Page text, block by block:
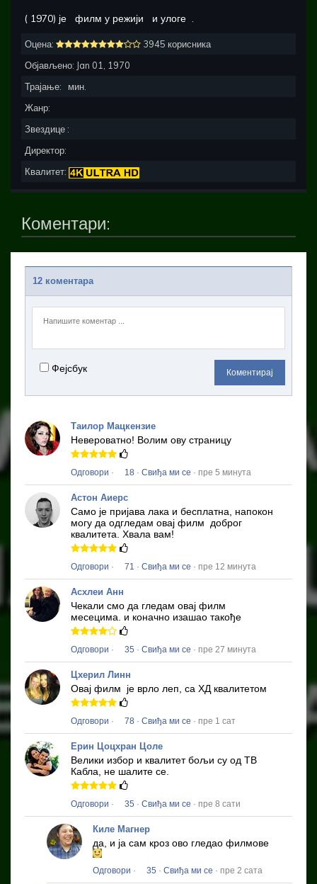
( 1970) је филм у режији и улоге .
Оцена:
3945 корисника
Објављено: Jan 01, 1970
Трајање:
мин.
Жанр:
Звездице :
Директор:
Квалитет:
Коментари:
12 коментара
Фејсбук Коментирај
Таилор Мацкензие
Невероватно! Волим ову страницу
Одговори · 18 · Свиђа ми се · пре 5 минута
Астон Аиерс
Само је пријава лака и бесплатна, напокон
могу да одгледам овај филм доброг
квалитета. Хвала вам!
Одговори · 71 · Свиђа ми се · пре 12 минута
Асхлеи Анн
Чекали смо да гледам овај филм
месецима. и коначно изашао такође
Одговори · 35 · Свиђа ми се · пре 27 минута
Цхерил Линн
Овај филм је врло леп, са ХД квалитетом
Одговори · 78 · Свиђа ми се · пре 1 сат
Ерин Цоцхран Цоле
Велики избор и квалитет бољи су од ТВ
Кабла, не шалите се.
Одговори · 35 · Свиђа ми се · пре 8 сати
Киле Магнер
да, и ја сам кроз ово гледао филмове
Одговори · 35 · Свиђа ми се · пре 2 сата